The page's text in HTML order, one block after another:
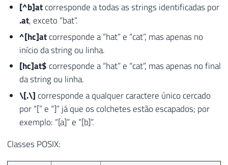
[^b]atcorresponde a todas as strings identificadas por
.at, exceto “bat”.
^[hc]atcorresponde a “hat” e “cat”, mas apenas no
início da string ou linha.
[hc]at$ corresponde a “hat” e “cat”, mas apenas no final
da string ou linha.
\[.\] corresponde a qualquer caractere único cercado
por “[” e “]” já que os colchetes estão escapados; por
exemplo: “[a]” e “[b]”.
Classes POSIX: